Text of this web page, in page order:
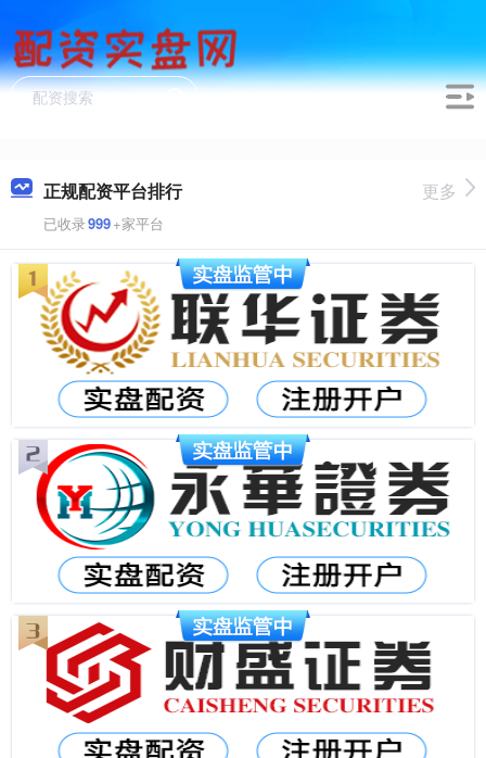
正规配资平台排行
已收录999+家平台
更多